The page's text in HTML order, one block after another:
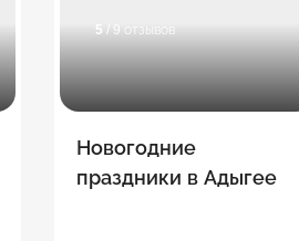
5 / 9 отзывов
Новогодние
праздники в Адыгее